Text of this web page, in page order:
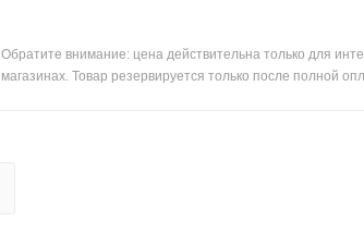
Обратите внимание: цена действительна только для
магазинах. Товар резервируется только после полной